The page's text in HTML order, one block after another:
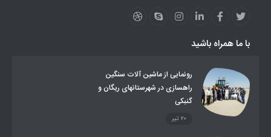
عشایر استان
طرح و برنامه
عشایر داوطلب اسکان
اداری
همراه باشید
رونمایی از ماشین آلات سنگین
راهسازی در شهرستانهای ریگان و
گنبکی